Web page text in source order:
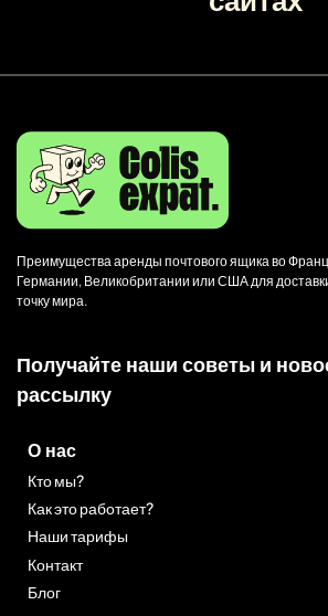
Преимущества аренды почтового ящика во
Германии, Великобритании или США для
точку мира.
Получайте наши советы и
рассылку
О нас
Кто мы?
Как это работает?
Наши тарифы
Контакт
Блог